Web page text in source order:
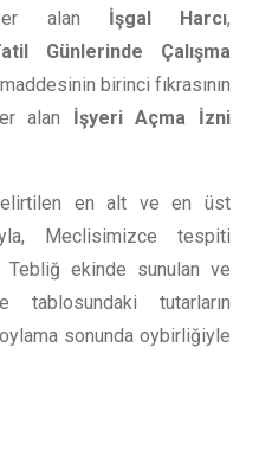
yer alan İşgal Harcı,
Günlerinde Çalışma
birinci fıkrasının
alan İşyeri Açma İzni
en alt ve en üst
Meclisimizce tespiti
Tebliğ ekinde sunulan ve
tablosundaki tutarların
sonunda oybirliğiyle